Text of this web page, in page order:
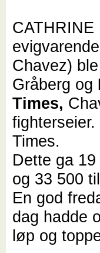
Chavez)
Gråberg og
Times,
Times.
Dette ga
og 33 500
En god
dag hadde
løp og